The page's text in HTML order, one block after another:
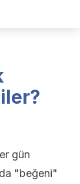
gün
"beğeni"